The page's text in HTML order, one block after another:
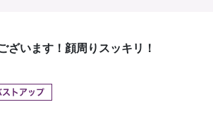
認
ざいます！顔周りスッキリ！
ストアップ